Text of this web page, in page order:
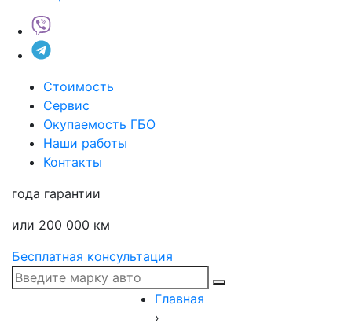
Стоимость
Сервис
Окупаемость ГБО
Наши работы
Контакты
года гарантии
или 200 000 км
Бесплатная консультация
Главная
›